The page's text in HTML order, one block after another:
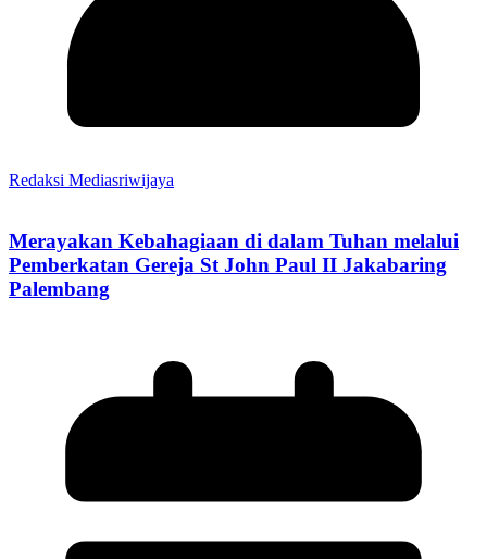
Redaksi Mediasriwijaya
Merayakan Kebahagiaan di dalam Tuhan melalui
Pemberkatan Gereja St John Paul II Jakabaring
Palembang